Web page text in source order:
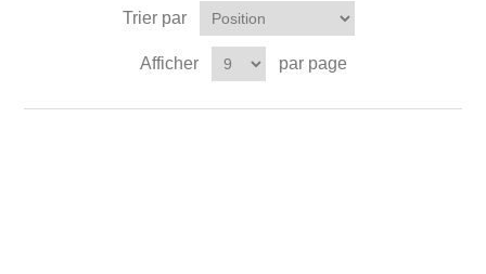
Trier par
Afficher par page